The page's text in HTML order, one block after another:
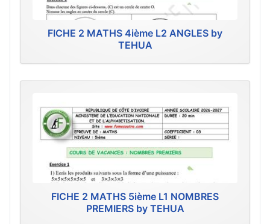
FICHE 2 MATHS 4ième L2 ANGLES by
TEHUA
FICHE 2 MATHS 5ième L1 NOMBRES
PREMIERS by TEHUA